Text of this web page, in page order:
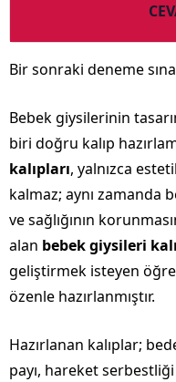
Bir sonraki deneme
Bebek giysilerinin
biri doğru kalıp
kalıpları, yalnızca
kalmaz; aynı zamanda
ve sağlığının
alan bebek giysileri
geliştirmek isteyen
özenle hazırlanmıştır.
Hazırlanan kalıplar;
payı, hareket